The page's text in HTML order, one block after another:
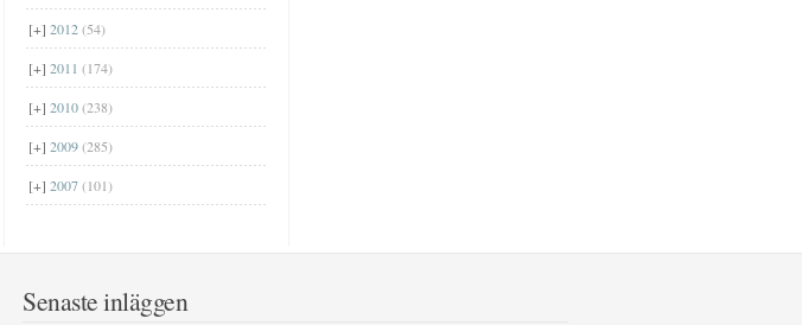
[+] 2012(54)
[+] 2011 (174)
[+] 2010(238)
[+] 2009(285)
[+] 2007(101)
Senaste inläggen